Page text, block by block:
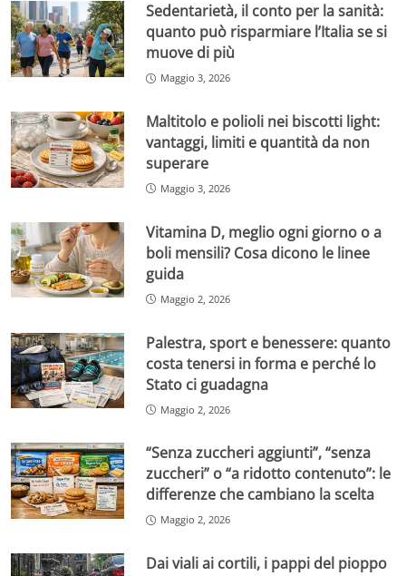
Sedentarietà, il conto per la sanità:
quanto può risparmiare l’Italia se si
muove di più
Maggio 3, 2026
Maltitolo e polioli nei biscotti light:
vantaggi, limiti e quantità da non
superare
Maggio 3, 2026
Vitamina D, meglio ogni giorno o a
boli mensili? Cosa dicono le linee
guida
Maggio 2, 2026
Palestra, sport e benessere: quanto
costa tenersi in forma e perché lo
Stato ci guadagna
Maggio 2, 2026
“Senza zuccheri aggiunti”, “senza
zuccheri” o “a ridotto contenuto”: le
differenze che cambiano la scelta
Maggio 2, 2026
Dai viali ai cortili, i pappi del pioppo